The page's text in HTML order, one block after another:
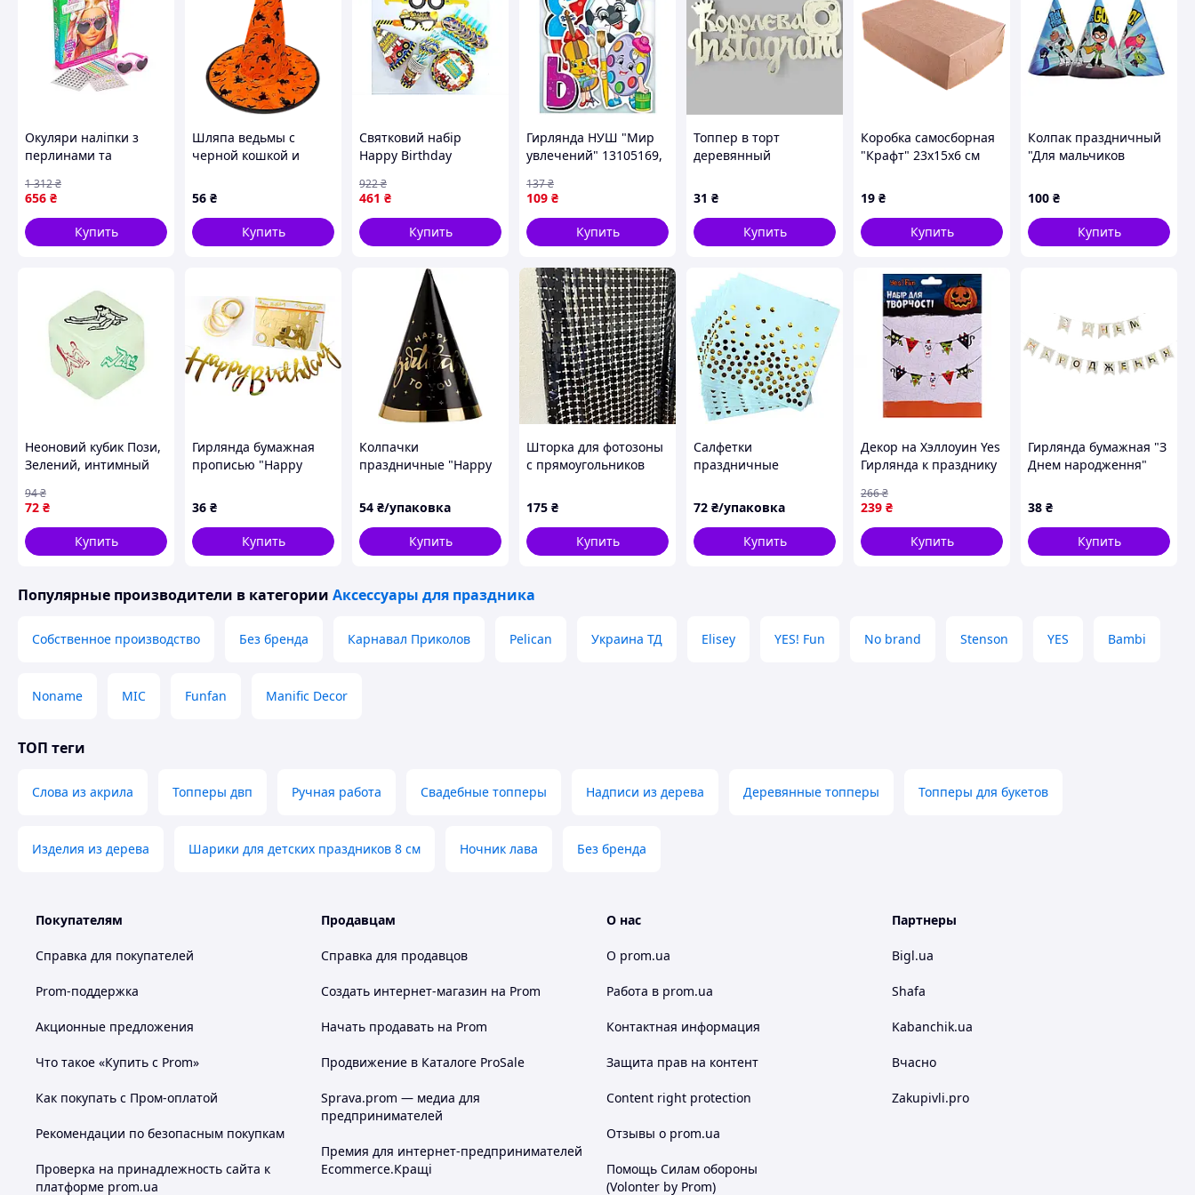
Окуляри наліпки з
перлинами та
створення стильного
образу на святкові
події
656 ₴
1 312₴
Купить
Шляпа ведьмы с
черной кошкой и
оранжевая
56 ₴
Купить
Святковий набір
Happy Birthday
предметів для
дитячого святкування
и украшения
праздника
461 ₴
922₴
Купить
Гирлянда НУШ "Мир
увлечений" 13105169,
109 ₴
137₴
Купить
Топпер в торт
деревянный
31 ₴
Купить
Коробка самосборная
"Крафт" 23х15х6 см
19 ₴
Купить
Колпак праздничный
"Для мальчиков
0036, 15см, в упаковке
20 шт
100 ₴
Купить
Неоновий кубик Пози,
Зелений, интимный
эротический
аксессуар, товар для
ролевых игр, подарок
для пары
72 ₴
94₴
Купить
Гирлянда бумажная
прописью "Happy
36 ₴
Купить
Колпачки
праздничные "Happy
(золото на черном с
ободком), 6 штук
54 ₴/упаковка
Купить
Шторка для фотозоны
с прямоугольников
175 ₴
Купить
Салфетки
праздничные
аквамарине" 20 штук
72 ₴/упаковка
Купить
Декор на Хэллоуин Yes
Гирлянда к празднику
239 ₴
266₴
Купить
Гирлянда бумажная "З
Днем народження"
38 ₴
Купить
Популярные производители в категории Аксессуары для праздника
Собственное производство Без бренда Карнавал Приколов Pelican Украина ТД Elisey YES! Fun No brand Stenson YES Bambi
Noname MIC Funfan Manific Decor
ТОП теги
Слова из акрила Топперы двп Ручная работа Свадебные топперы Надписи из дерева Деревянные топперы Топперы для букетов
Изделия из дерева Шарики для детских праздников 8 см Ночник лава Без бренда
Покупателям
Справка для покупателей
Prom-поддержка
Акционные предложения
Что такое «Купить с Prom»
Как покупать с Пром-оплатой
Рекомендации по безопасным покупкам
Проверка на принадлежность сайта к
платформе prom.ua
Продавцам
Справка для продавцов
Создать интернет-магазин на Prom
Начать продавать на Prom
Продвижение в Каталоге ProSale
Sprava.prom — медиа для
предпринимателей
Премия для интернет-предпринимателей
Ecommerce.Кращі
О нас
О prom.ua
Работа в prom.ua
Контактная информация
Защита прав на контент
Content right protection
Отзывы о prom.ua
Помощь Силам обороны
(Volonter by Prom)
Партнеры
Bigl.ua
Shafa
Kabanchik.ua
Вчасно
Zakupivli.pro